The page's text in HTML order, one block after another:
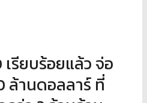
รียบร้อยแล้ว จ่อ
ล้านดอลลาร์ ที่